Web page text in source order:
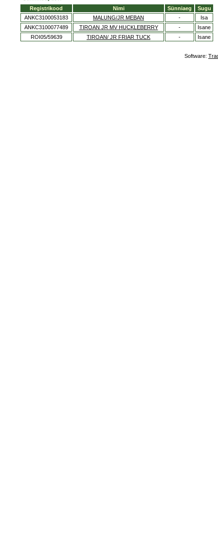
Registrikood
Nimi Sünniaeg
Sugu
ANKC3100053183
MALUNG/JR MEBAN -
Isa
ANKC3100077489
TIROAN JR MV HUCKLEBERRY -
Isane
ROI05/59639
TIROAN/ JR FRIAR TUCK - Isane
Software: